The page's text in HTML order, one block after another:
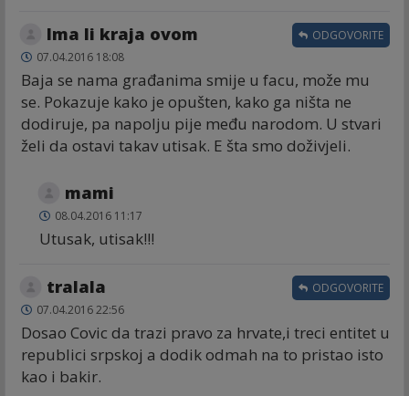
Ima li kraja ovom
07.04.2016 18:08
Baja se nama građanima smije u facu, može mu
se. Pokazuje kako je opušten, kako ga ništa ne
dodiruje, pa napolju pije među narodom. U stvari
želi da ostavi takav utisak. E šta smo doživjeli.
ODGOVORITE
mami
08.04.2016 11:17
Utusak, utisak!!!
tralala
07.04.2016 22:56
Dosao Covic da trazi pravo za hrvate,i treci entitet u
republici srpskoj a dodik odmah na to pristao isto
kao i bakir.
ODGOVORITE